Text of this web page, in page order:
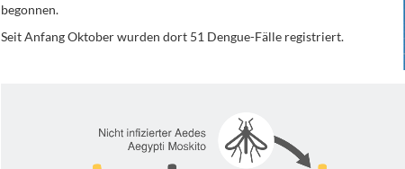
begonnen.
Seit Anfang Oktober wurden dort 51 Dengue-Fälle registriert.